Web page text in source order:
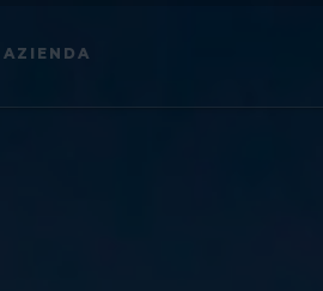
AZIENDA